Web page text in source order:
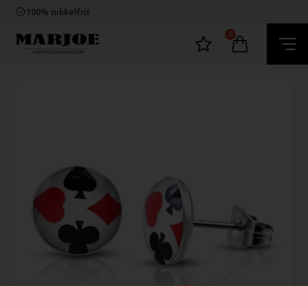
100% nikkelfrit
60 dager bytte & returret
Trygg E-Handel
0